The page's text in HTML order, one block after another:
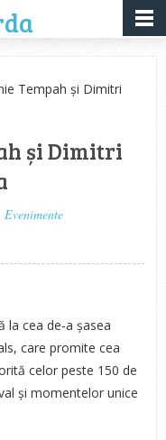
Tempah și Dimitri
și Dimitri
Evenimente
la cea de-a șasea
care promite cea
celor peste 150 de
și momentelor unice